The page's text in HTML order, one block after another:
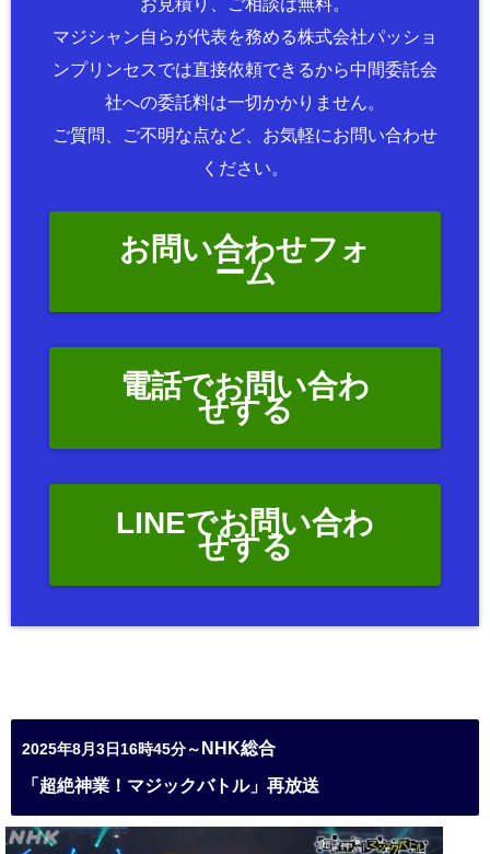
マジシャン自らが代表を務める株式会社パッショ
ンプリンセスでは直接依頼できるから中間委託会
社への委託料は一切かかりません。
ご質問、ご不明な点など、お気軽にお問い合わせ
ください。
お問い合わせフォ
ーム
電話でお問い合わ
せする
LINEでお問い合わ
せする
2025年8月3日16時45分～ NHK総合
「超絶神業！マジックバトル」再放送